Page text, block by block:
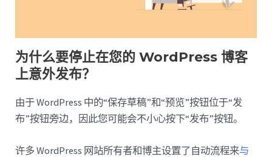
为什么要停止在您的 WordPress 博客
上意外发布？
由于 WordPress 中的“保存草稿”和“预览”按钮位于“发
布”按钮旁边，因此您可能会不小心按下“发布”按钮。
许多 WordPress 网站所有者和博主设置了自动流程来与